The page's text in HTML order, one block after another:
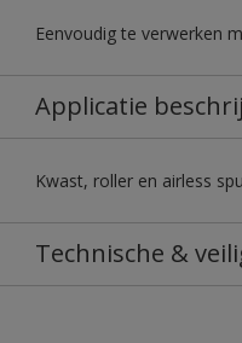
Eenvoudig te verwerken
Applicatie
Kwast, roller en airless
Technische &